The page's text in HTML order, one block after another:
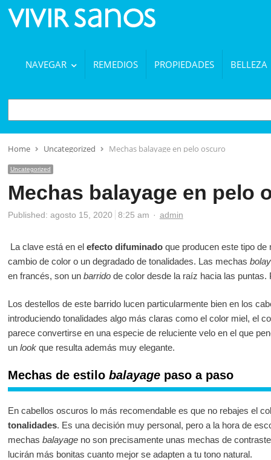
NAVEGAR REMEDIOS PROPIEDADES BELLEZA
BUSCAR
Home Uncategorized Mechas balayage en pelo oscuro
Uncategorized
Mechas balayage en pelo
Published: agosto 15, 2020 8:25 am Author
admin
La clave está en el efecto difuminadoque producen este tipo de
cambio de color o un degradado de tonalidades. Las mechas
en francés, son un barridode color desde la raíz hacia las puntas.
Los destellos de este barrido lucen particularmente bien en los
introduciendo tonalidades algo más claras como el color miel, el
parece convertirse en una especie de reluciente velo en el que
un lookque resulta además muy elegante.
Mechas de estilo balayagepaso a paso
En cabellos oscuros lo más recomendable es que no rebajes el
tonalidades. Es una decisión muy personal, pero a la hora de
mechas balayageno son precisamente unas mechas de
lucirán más bonitas cuanto mejor se adapten a tu tono natural.